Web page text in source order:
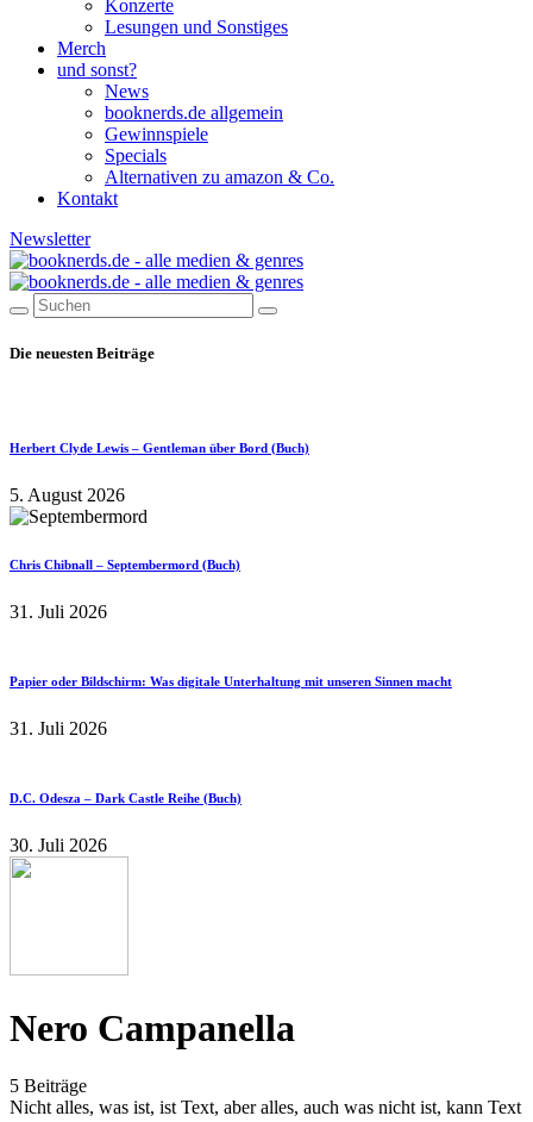
Konzerte
Lesungen und Sonstiges
Merch
und sonst?
News
booknerds.de allgemein
Gewinnspiele
Specials
Alternativen zu amazon & Co.
Kontakt
Newsletter
Die neuesten Beiträge
Herbert Clyde Lewis – Gentleman über Bord (Buch)
5. August 2026
Chris Chibnall – Septembermord (Buch)
31. Juli 2026
Papier oder Bildschirm: Was digitale Unterhaltung mit unseren Sinnen macht
31. Juli 2026
D.C. Odesza – Dark Castle Reihe (Buch)
30. Juli 2026
Nero Campanella
5 Beiträge
Nicht alles, was ist, ist Text, aber alles, auch was nicht ist, kann Text